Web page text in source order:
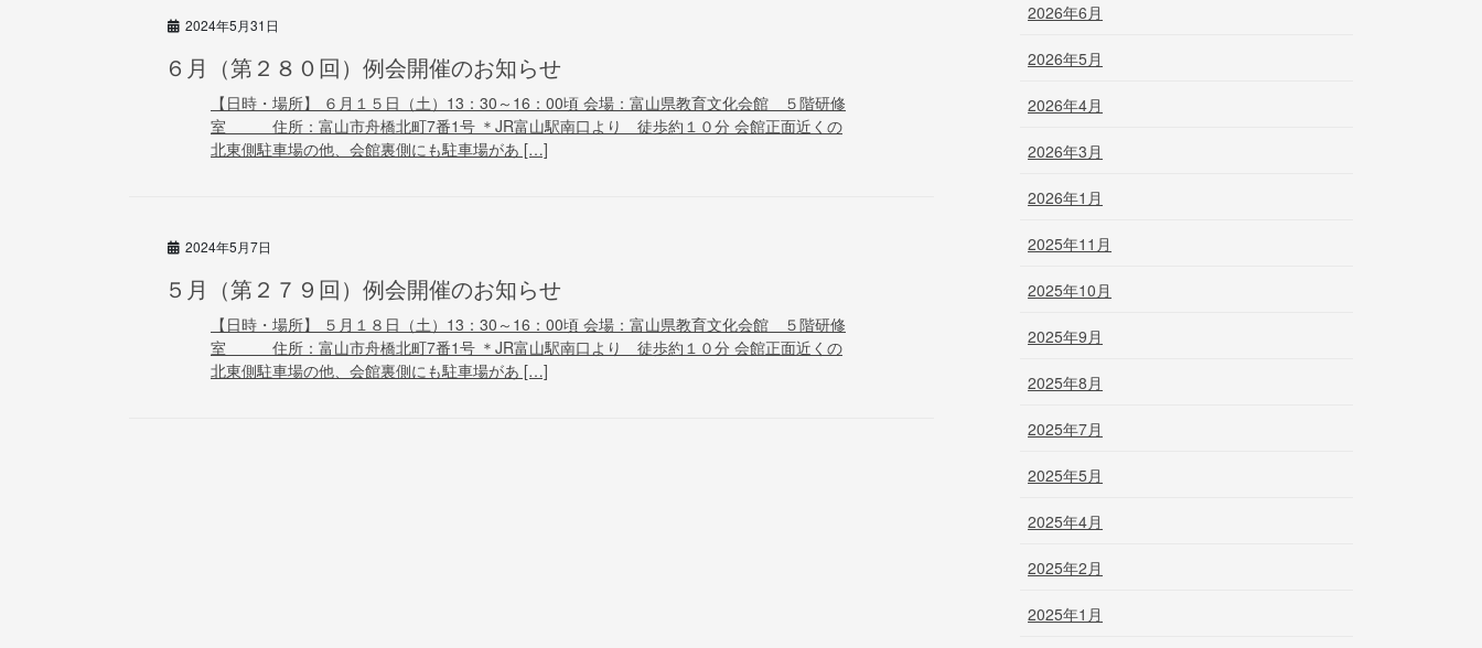
2024年5月31日
６月（第２８０回）例会開催のお知らせ
【日時・場所】 ６月１５日（土）13：30～16：00頃 会場：富山県教育文化会館 ５階研修
室 住所：富山市舟橋北町7番1号 ＊JR富山駅南口より 徒歩約１０分 会館正面近くの
北東側駐車場の他、会館裏側にも駐車場があ […]
2024年5月7日
５月（第２７９回）例会開催のお知らせ
【日時・場所】 ５月１８日（土）13：30～16：00頃 会場：富山県教育文化会館 ５階研修
室 住所：富山市舟橋北町7番1号 ＊JR富山駅南口より 徒歩約１０分 会館正面近くの
北東側駐車場の他、会館裏側にも駐車場があ […]
2026年6月
2026年5月
2026年4月
2026年3月
2026年1月
2025年11月
2025年10月
2025年9月
2025年8月
2025年7月
2025年5月
2025年4月
2025年2月
2025年1月